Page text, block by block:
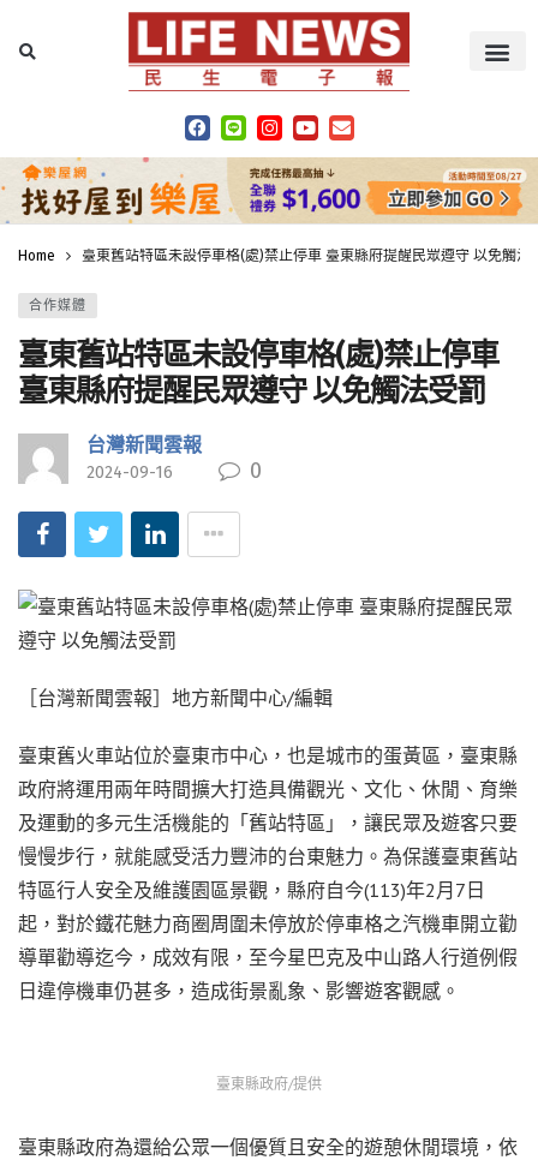
Home 臺東舊站特區未設停車格(處)禁止停車 臺東縣府提醒民眾遵守 以免觸法
合作媒體
臺東舊站特區未設停車格(處)禁止停車
臺東縣府提醒民眾遵守 以免觸法受罰
台灣新聞雲報
2024-09-16 0
［台灣新聞雲報］地方新聞中心/編輯
臺東舊火車站位於臺東市中心，也是城市的蛋黃區，臺東縣
政府將運用兩年時間擴大打造具備觀光、文化、休閒、育樂
及運動的多元生活機能的「舊站特區」，讓民眾及遊客只要
慢慢步行，就能感受活力豐沛的台東魅力。為保護臺東舊站
特區行人安全及維護園區景觀，縣府自今(113)年2月7日
起，對於鐵花魅力商圈周圍未停放於停車格之汽機車開立勸
導單勸導迄今，成效有限，至今星巴克及中山路人行道例假
日違停機車仍甚多，造成街景亂象、影響遊客觀感。
臺東縣政府/提供
臺東縣政府為還給公眾一個優質且安全的遊憩休閒環境，依